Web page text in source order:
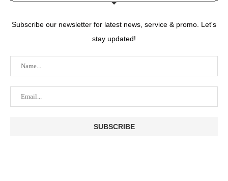
Subscribe our newsletter for latest news, service & promo. Let's
stay updated!